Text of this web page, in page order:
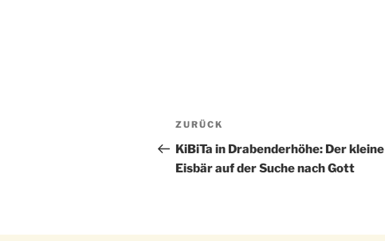
Beitragsnavigation
Vorheriger
Beitrag
ZURÜCK
KiBiTa in Drabenderhöhe: Der kleine
Eisbär auf der Suche nach Gott